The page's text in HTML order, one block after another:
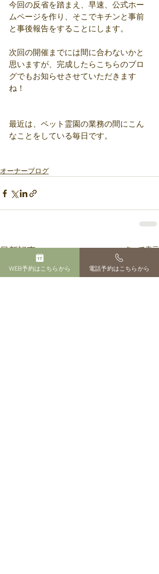
今回の反省を踏まえ、早速、公式ホー
ムページを作り、そこでキチンと事前
と事後報告をすることにします。
次回の開催までには間に合わないかと
思いますが、完成したらこちらのブロ
グでもお知らせさせていただきます
ね！
最近は、ペット霊園の業務の間にこん
なことをしている毎日です。
オーナーブログ
最新記事 すべて表示
WEB予約はこちらから 電話予約はこちらから